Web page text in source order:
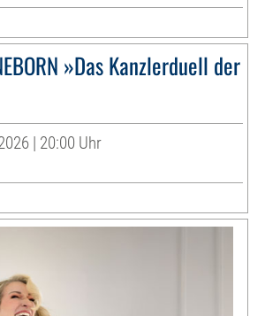
»Das Kanzlerduell der
| 20:00 Uhr